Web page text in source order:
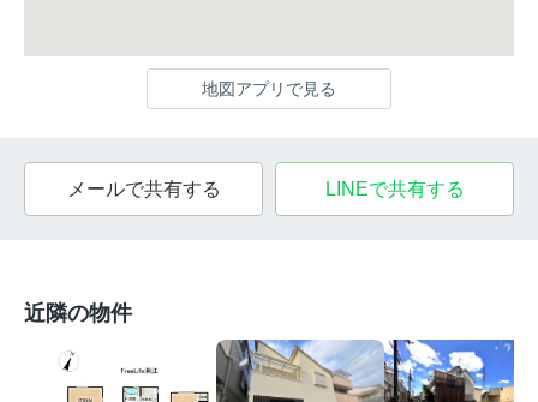
地図アプリで見る
メールで共有する LINEで共有する
近隣の物件